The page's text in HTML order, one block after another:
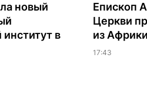
новый
в
Епископ
Церкви
из Африки
17:43